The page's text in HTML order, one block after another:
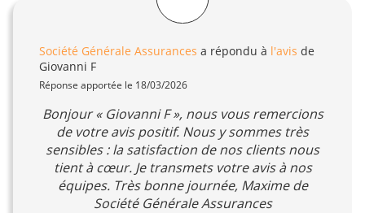
Société Générale Assurances a répondu à l'avis de
Giovanni F
Réponse apportée le 18/03/2026
Bonjour « Giovanni F », nous vous remercions
de votre avis positif. Nous y sommes très
sensibles : la satisfaction de nos clients nous
tient à cœur. Je transmets votre avis à nos
équipes. Très bonne journée, Maxime de
Société Générale Assurances